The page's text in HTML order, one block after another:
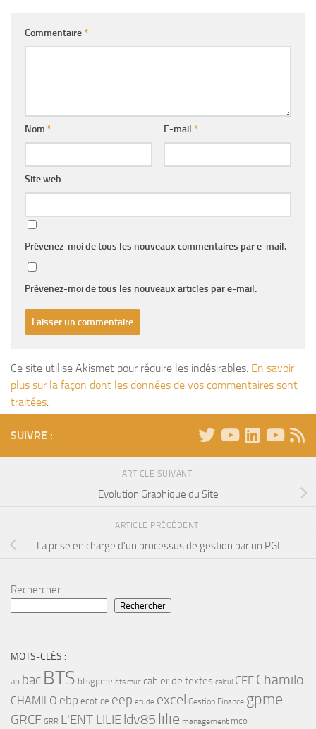
Commentaire*
Nom * E-mail *
Site web
Prévenez-moi de tous les nouveaux commentaires par e-mail.
Prévenez-moi de tous les nouveaux articles par e-mail.
Ce site utilise Akismet pour réduire les indésirables. En savoir
plus sur la façon dont les données de vos commentaires sont
traitées
SUIVRE :
ARTICLE SUIVANT
Evolution Graphique du Site
ARTICLE PRÉCÉDENT
La prise en charge d’un processus de gestion par un PGI
Rechercher
Rechercher
MOTS-CLÉS :
ap bac BTS btsgpme bts muc cahier de textes calcul CFE Chamilo
CHAMILO ebp ecotice eep etude excel Gestion Finance gpme
GRCF GRR L'ENT LILIEldv85 lilie management mco